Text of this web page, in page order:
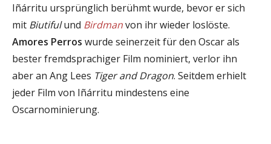
Iñárritu ursprünglich berühmt wurde, bevor er sich
mit Biutifulund Birdmanvon ihr wieder loslöste.
Amores Perros wurde seinerzeit für den Oscar als
bester fremdsprachiger Film nominiert, verlor ihn
aber an Ang Lees Tiger and Dragon. Seitdem erhielt
jeder Film von Iñárritu mindestens eine
Oscarnominierung.